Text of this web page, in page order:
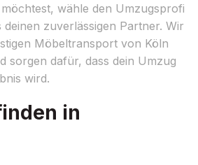
wähle den Umzugsprofi
deinen zuverlässigen Partner. Wir
Möbeltransport von Köln
sorgen dafür, dass dein Umzug
wird.
in